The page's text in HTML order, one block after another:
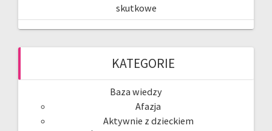
skutkowe
KATEGORIE
Baza wiedzy
Afazja
Aktywnie z dzieckiem